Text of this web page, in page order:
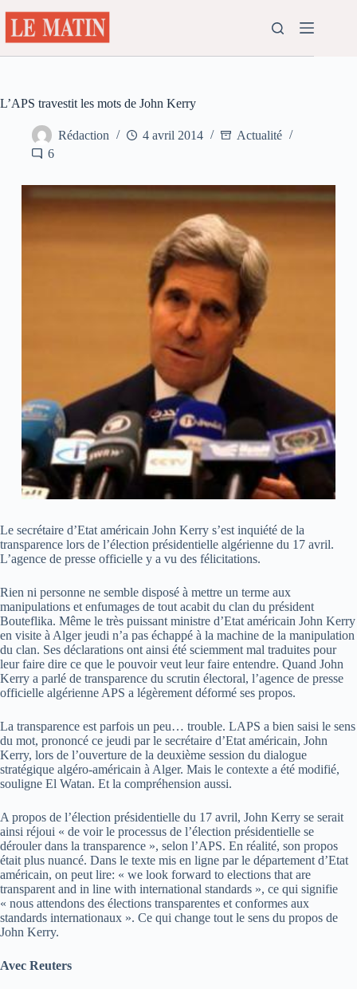
au
contenu
L’APS travestit les mots de John Kerry
Rédaction 4 avril 2014
Actualité
6
Le secrétaire d’Etat américain John Kerry s’est inquiété de la
transparence lors de l’élection présidentielle algérienne du 17 avril.
L’agence de presse officielle y a vu des félicitations.
Rien ni personne ne semble disposé à mettre un terme aux
manipulations et enfumages de tout acabit du clan du président
Bouteflika. Même le très puissant ministre d’Etat américain John Kerry
en visite à Alger jeudi n’a pas échappé à la machine de la manipulation
du clan. Ses déclarations ont ainsi été sciemment mal traduites pour
leur faire dire ce que le pouvoir veut leur faire entendre. Quand John
Kerry a parlé de transparence du scrutin électoral, l’agence de presse
officielle algérienne APS a légèrement déformé ses propos.
La transparence est parfois un peu… trouble. LAPS a bien saisi le sens
du mot, prononcé ce jeudi par le secrétaire d’Etat américain, John
Kerry, lors de l’ouverture de la deuxième session du dialogue
stratégique algéro-américain à Alger. Mais le contexte a été modifié,
souligne El Watan. Et la compréhension aussi.
A propos de l’élection présidentielle du 17 avril, John Kerry se serait
ainsi réjoui « de voir le processus de l’élection présidentielle se
dérouler dans la transparence », selon l’APS. En réalité, son propos
était plus nuancé. Dans le texte mis en ligne par le département d’Etat
américain, on peut lire: « we look forward to elections that are
transparent and in line with international standards », ce qui signifie
« nous attendons des élections transparentes et conformes aux
standards internationaux ». Ce qui change tout le sens du propos de
John Kerry.
Avec Reuters